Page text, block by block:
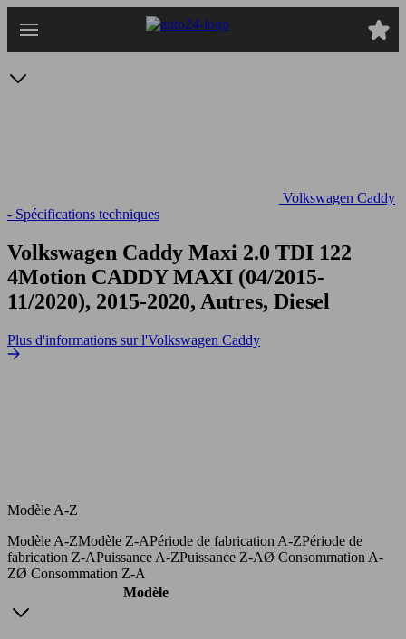
au
Volkswagen Caddy
- Spécifications techniques
Volkswagen Caddy Maxi 2.0 TDI 122
4Motion CADDY MAXI (04/2015-
11/2020), 2015-2020, Autres, Diesel
Plus d'informations sur l'Volkswagen Caddy
Modèle A-Z
Modèle A-ZModèle Z-APériode de fabrication A-ZPériode de
fabrication Z-APuissance A-ZPuissance Z-AØ Consommation A-
ZØ Consommation Z-A
Modèle